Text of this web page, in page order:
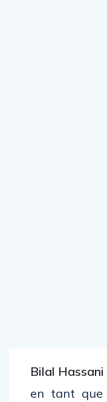
Bilal Hassani
en tant que